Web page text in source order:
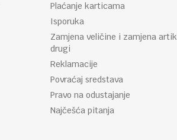
Plaćanje karticama
Isporuka
Zamjena veličine i zamjena
drugi
Reklamacije
Povraćaj sredstava
Pravo na odustajanje
Najčešća pitanja